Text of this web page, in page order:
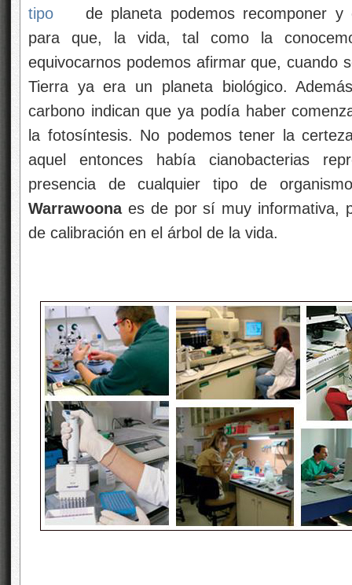
tipo
de planeta podemos recomponer
para que, la vida, tal como la
equivocarnos podemos afirmar que, cuando
Tierra ya era un planeta biológico.
carbono indican que ya podía haber
la fotosíntesis. No podemos tener la
aquel entonces había cianobacterias
presencia de cualquier tipo de
Warrawoonaes de por sí muy informativa,
de calibración en el árbol de la vida.